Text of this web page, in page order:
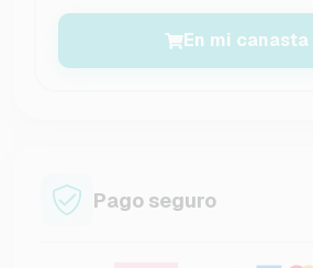
En mi canasta
Pago seguro